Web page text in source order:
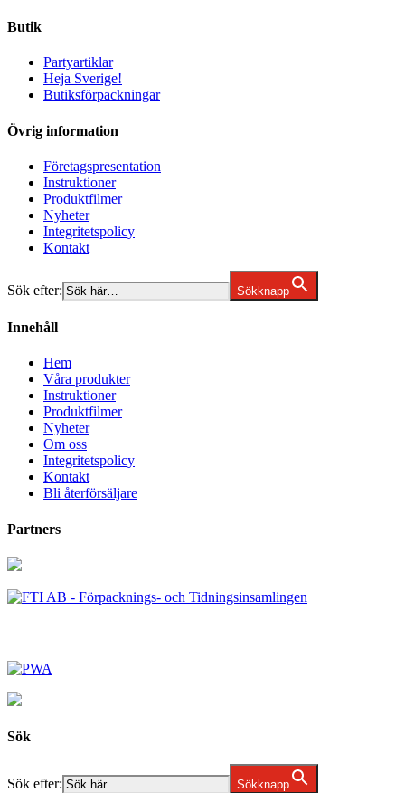
Butik
Partyartiklar
Heja Sverige!
Butiksförpackningar
Övrig information
Företagspresentation
Instruktioner
Produktfilmer
Nyheter
Integritetspolicy
Kontakt
Sök efter: Sökknapp
Innehåll
Hem
Våra produkter
Instruktioner
Produktfilmer
Nyheter
Om oss
Integritetspolicy
Kontakt
Bli återförsäljare
Partners
Sök
Sök efter: Sökknapp